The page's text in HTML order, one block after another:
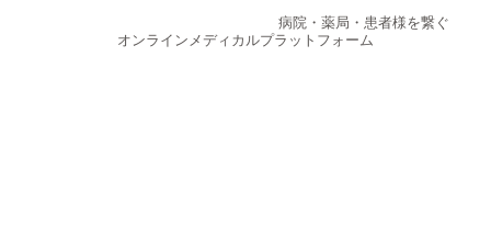
病院・薬局・患者様を繋ぐ
オンラインメディカルプラットフォーム